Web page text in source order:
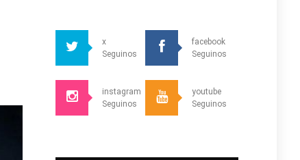
x
Seguinos
facebook
Seguinos
instagram
Seguinos
youtube
Seguinos